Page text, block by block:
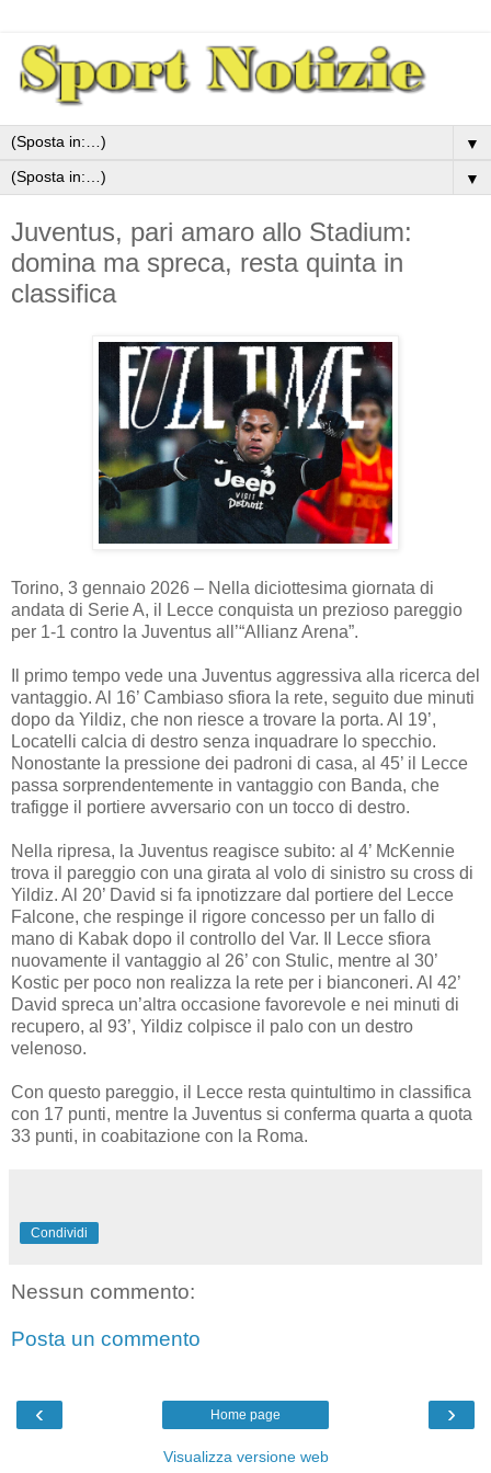
▼
▼
Juventus, pari amaro allo Stadium:
domina ma spreca, resta quinta in
classifica
Torino, 3 gennaio 2026 – Nella diciottesima giornata di
andata di Serie A, il Lecce conquista un prezioso pareggio
per 1-1 contro la Juventus all’“Allianz Arena”.
Il primo tempo vede una Juventus aggressiva alla ricerca del
vantaggio. Al 16’ Cambiaso sfiora la rete, seguito due minuti
dopo da Yildiz, che non riesce a trovare la porta. Al 19’,
Locatelli calcia di destro senza inquadrare lo specchio.
Nonostante la pressione dei padroni di casa, al 45’ il Lecce
passa sorprendentemente in vantaggio con Banda, che
trafigge il portiere avversario con un tocco di destro.
Nella ripresa, la Juventus reagisce subito: al 4’ McKennie
trova il pareggio con una girata al volo di sinistro su cross di
Yildiz. Al 20’ David si fa ipnotizzare dal portiere del Lecce
Falcone, che respinge il rigore concesso per un fallo di
mano di Kabak dopo il controllo del Var. Il Lecce sfiora
nuovamente il vantaggio al 26’ con Stulic, mentre al 30’
Kostic per poco non realizza la rete per i bianconeri. Al 42’
David spreca un’altra occasione favorevole e nei minuti di
recupero, al 93’, Yildiz colpisce il palo con un destro
velenoso.
Con questo pareggio, il Lecce resta quintultimo in classifica
con 17 punti, mentre la Juventus si conferma quarta a quota
33 punti, in coabitazione con la Roma.
Condividi
Nessun commento:
Posta un commento
‹ ›
Home page
Visualizza versione web